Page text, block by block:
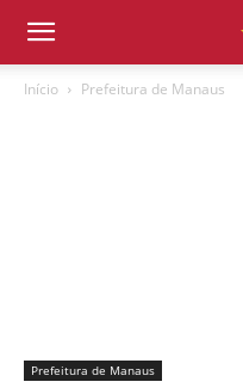
Início Prefeitura de Manaus
Prefeitura de Manaus